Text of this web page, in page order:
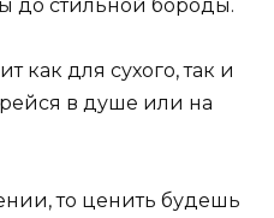
до стильной бороды.
как для сухого, так и
в душе или на
то ценить будешь